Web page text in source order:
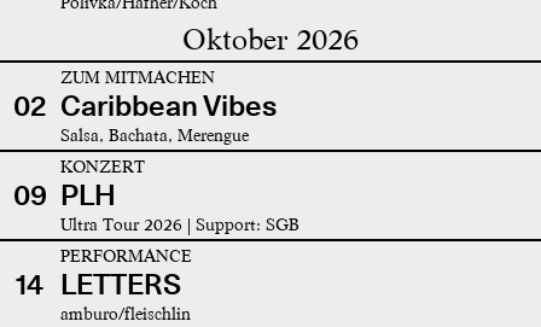
Oktober 2026
02
ZUM MITMACHEN
Caribbean Vibes
Salsa, Bachata, Merengue
09
KONZERT
PLH
Ultra Tour 2026 | Support: SGB
14
PERFORMANCE
LETTERS
amburo/fleischlin